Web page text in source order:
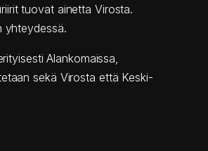
tuovat ainetta Virosta.
yhteydessä.
Alankomaissa,
sekä Virosta että Keski-